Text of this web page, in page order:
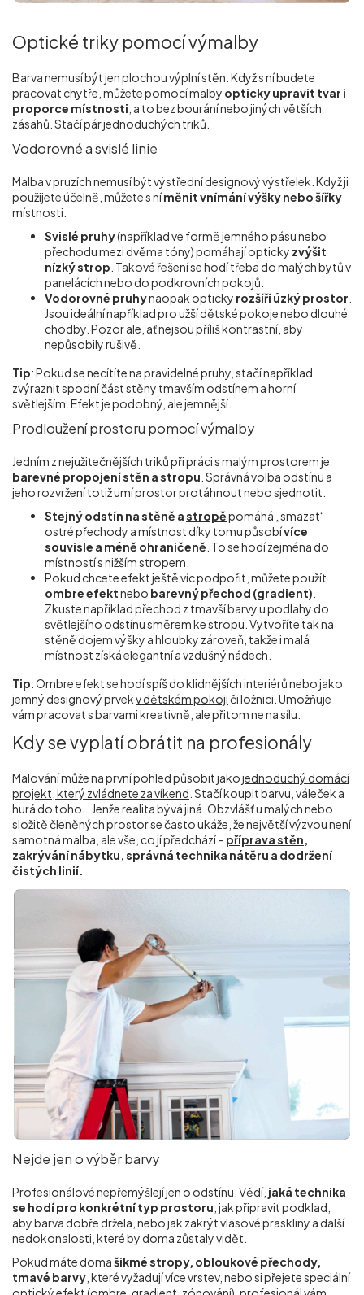
Optické triky pomocí výmalby
Barva nemusí být jen plochou výplní stěn. Když s ní budete
pracovat chytře, můžete pomocí malby opticky upravit tvar i
proporce místnosti , a to bez bourání nebo jiných větších
zásahů. Stačí pár jednoduchých triků.
Vodorovné a svislé linie
Malba v pruzích nemusí být výstřední designový výstřelek. Když ji
použijete účelně, můžete s níměnit vnímání výšky nebo šířky
místnosti.
Svislé pruhy(například ve formě jemného pásu nebo
přechodu mezi dvěma tóny) pomáhají opticky zvýšit
nízký strop . Takové řešení se hodí třeba do malých bytův
panelácích nebo do podkrovních pokojů.
Vodorovné pruhynaopak opticky rozšíří úzký prostor
Jsou ideální například pro užší dětské pokoje nebo dlouhé
chodby. Pozor ale, ať nejsou příliš kontrastní, aby
nepůsobily rušivě.
Tip:Pokud se necítíte na pravidelné pruhy, stačí například
zvýraznit spodní část stěny tmavším odstínem a horní
světlejším. Efekt je podobný, ale jemnější.
Prodloužení prostoru pomocí výmalby
Jedním z nejužitečnějších triků při práci s malým prostorem je
barevné propojení stěn a stropu . Správná volba odstínu a
jeho rozvržení totiž umí prostor protáhnout nebo sjednotit.
Stejný odstín na stěně astropěpomáhá „smazat“
ostré přechody a místnost díky tomu působívíce
souvisle a méně ohraničeně . To se hodí zejména do
místností s nižším stropem.
Pokud chcete efekt ještě víc podpořit, můžete použít
ombre efektnebo barevný přechod (gradient)
Zkuste například přechod z tmavší barvy u podlahy do
světlejšího odstínu směrem ke stropu. Vytvoříte tak na
stěně dojem výšky a hloubky zároveň, takže i malá
místnost získá elegantní a vzdušný nádech.
Tip: Ombre efekt se hodí spíš do klidnějších interiérů nebo jako
jemný designový prvekv dětském pokojiči ložnici. Umožňuje
vám pracovat s barvami kreativně, ale přitom ne na sílu.
Kdy se vyplatí obrátit na profesionály
Malování může na první pohled působit jakojednoduchý domácí
projekt, který zvládnete za víkend . Stačí koupit barvu, váleček a
hurá do toho… Jenže realita bývá jiná. Obzvlášť u malých nebo
složitě členěných prostor se často ukáže, že největší výzvou není
samotná malba, ale vše, co jí předchází – příprava stěn,
zakrývání nábytku, správná technika nátěru a dodržení
čistých linií.
Nejde jen o výběr barvy
Profesionálové nepřemýšlejí jen o odstínu. Vědí, jaká technika
se hodí pro konkrétní typ prostoru , jak připravit podklad,
aby barva dobře držela, nebo jak zakrýt vlasové praskliny a další
nedokonalosti, které by doma zůstaly vidět.
Pokud máte domašikmé stropy, obloukové přechody,
tmavé barvy , které vyžadují více vrstev, nebo si přejete speciální